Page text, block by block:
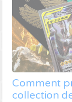
Comment
collection